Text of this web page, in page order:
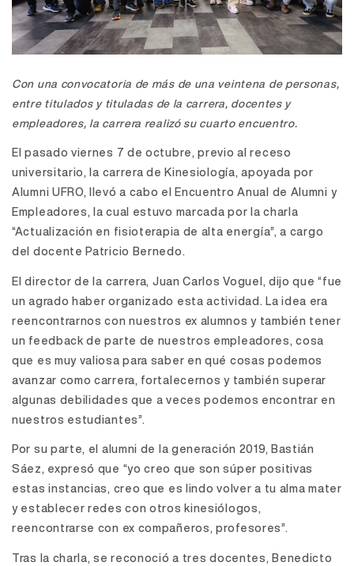
Con una convocatoria de más de una veintena de personas,
entre titulados y tituladas de la carrera, docentes y
empleadores, la carrera realizó su cuarto encuentro.
El pasado viernes 7 de octubre, previo al receso
universitario, la carrera de Kinesiología, apoyada por
Alumni UFRO, llevó a cabo el Encuentro Anual de Alumni y
Empleadores, la cual estuvo marcada por la charla
“Actualización en fisioterapia de alta energía”, a cargo
del docente Patricio Bernedo.
El director de la carrera, Juan Carlos Voguel, dijo que “fue
un agrado haber organizado esta actividad. La idea era
reencontrarnos con nuestros ex alumnos y también tener
un feedback de parte de nuestros empleadores, cosa
que es muy valiosa para saber en qué cosas podemos
avanzar como carrera, fortalecernos y también superar
algunas debilidades que a veces podemos encontrar en
nuestros estudiantes”.
Por su parte, el alumni de la generación 2019, Bastián
Sáez, expresó que “yo creo que son súper positivas
estas instancias, creo que es lindo volver a tu alma mater
y establecer redes con otros kinesiólogos,
reencontrarse con ex compañeros, profesores”.
Tras la charla, se reconoció a tres docentes, Benedicto